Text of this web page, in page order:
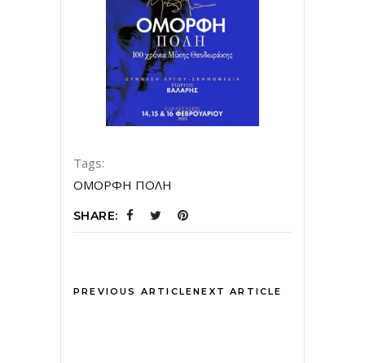
Tags:
ΟΜΟΡΦΗ ΠΟΛΗ
SHARE:
PREVIOUS ARTICLENEXT ARTICLE